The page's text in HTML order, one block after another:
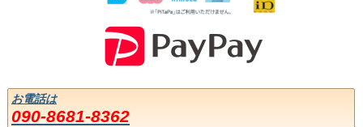
お電話は
090-8681-8362